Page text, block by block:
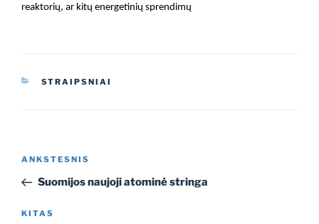
reaktorių, ar kitų energetinių sprendimų
KATEGORIJOS
STRAIPSNIAI
Navigacija
įrašų
Ankstesnis
įrašas
ANKSTESNIS
Suomijos naujoji atominė stringa
Kitas
KITAS